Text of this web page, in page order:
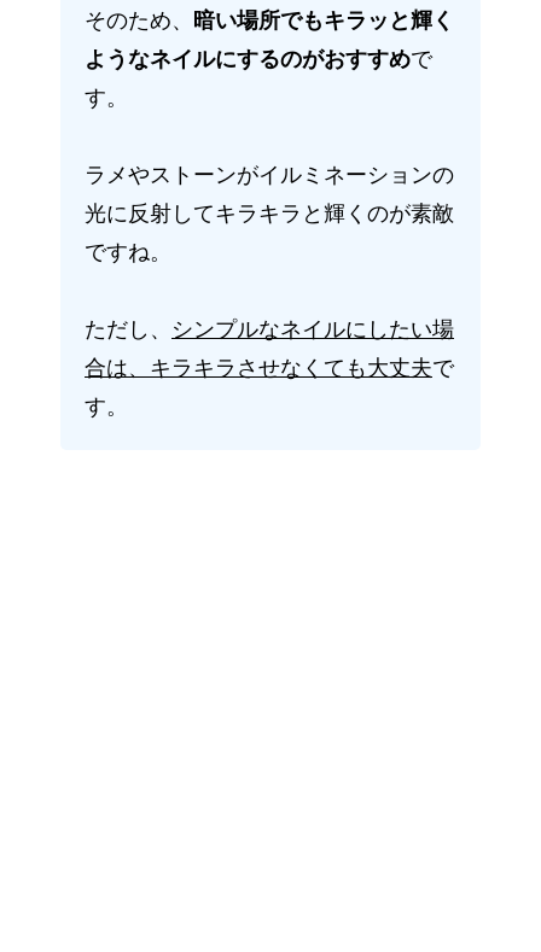
そのため、 暗い場所でもキラッと輝く
ようなネイルにするのがおすすめで
す。
ラメやストーンがイルミネーションの
光に反射してキラキラと輝くのが素敵
ですね。
ただし、 シンプルなネイルにしたい場
合は、キラキラさせなくても大丈夫で
す。